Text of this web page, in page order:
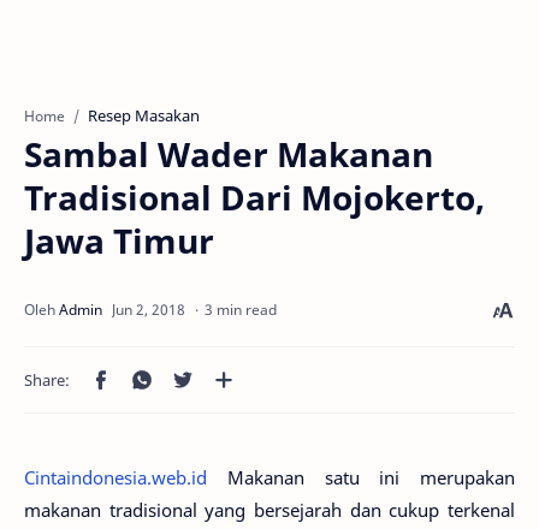
Home Resep Masakan
Sambal Wader Makanan
Tradisional Dari Mojokerto,
Jawa Timur
3 min read
Cintaindonesia.web.id Makanan satu ini merupakan
makanan tradisional yang bersejarah dan cukup terkenal